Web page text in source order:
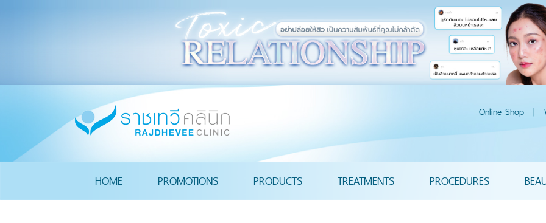
Online Shop |
HOME PROMOTIONS PRODUCTS TREATMENTS PROCEDURES